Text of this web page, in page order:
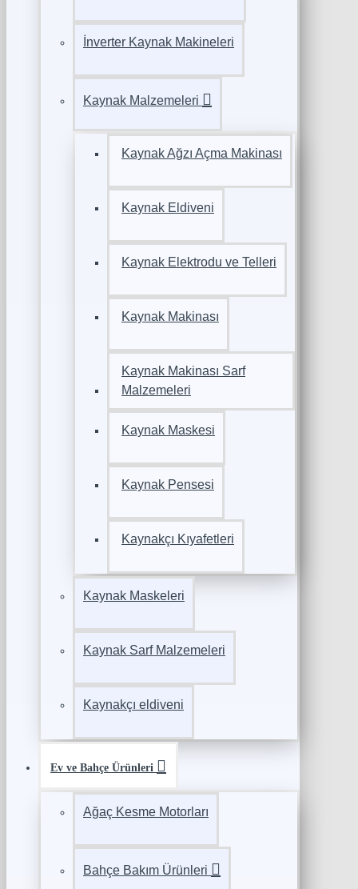
İnverter Kaynak Makineleri
Kaynak Malzemeleri
Kaynak Ağzı Açma Makinası
Kaynak Eldiveni
Kaynak Elektrodu ve Telleri
Kaynak Makinası
Kaynak Makinası Sarf
Malzemeleri
Kaynak Maskesi
Kaynak Pensesi
Kaynakçı Kıyafetleri
Kaynak Maskeleri
Kaynak Sarf Malzemeleri
Kaynakçı eldiveni
Ev ve Bahçe Ürünleri
Ağaç Kesme Motorları
Bahçe Bakım Ürünleri